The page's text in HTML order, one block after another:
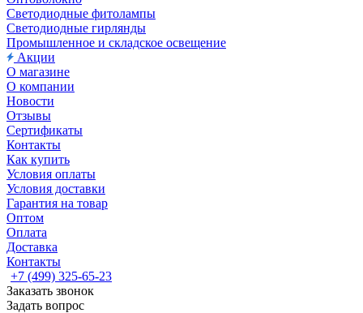
Светодиодные фитолампы
Светодиодные гирлянды
Промышленное и складское освещение
Акции
О магазине
О компании
Новости
Отзывы
Сертификаты
Контакты
Как купить
Условия оплаты
Условия доставки
Гарантия на товар
Оптом
Оплата
Доставка
Контакты
+7 (499) 325-65-23
Заказать звонок
Задать вопрос